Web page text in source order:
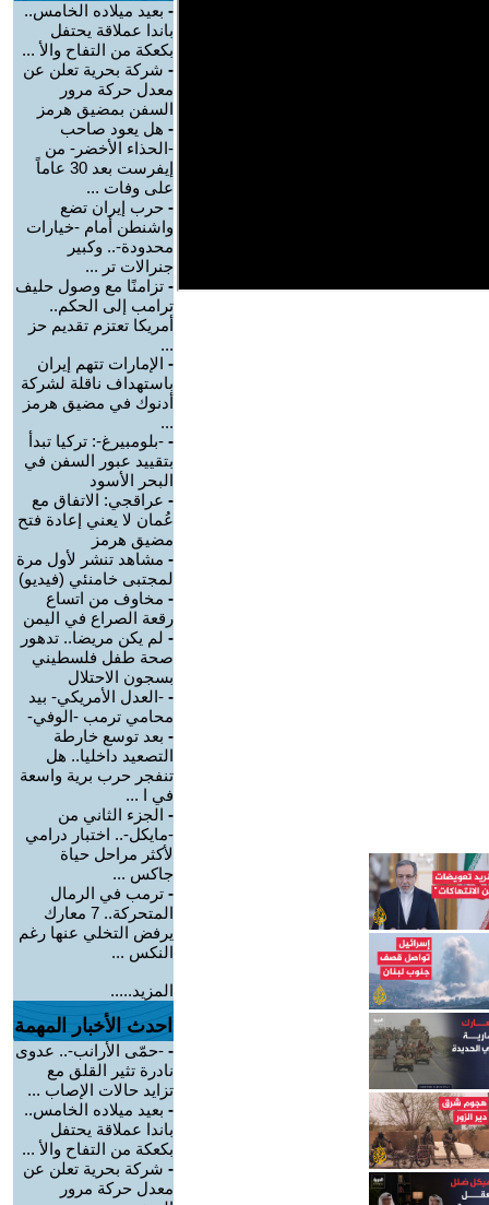
- بعيد ميلاده الخامس..
باندا عملاقة يحتفل
بكعكة من التفاح والأ ...
- شركة بحرية تعلن عن
معدل حركة مرور
السفن بمضيق هرمز
- هل يعود صاحب
-الحذاء الأخضر- من
إيفرست بعد 30 عاماً
على وفات ...
- حرب إيران تضع
واشنطن أمام -خيارات
محدودة-.. وكبير
جنرالات تر ...
- تزامنًا مع وصول حليف
ترامب إلى الحكم..
أمريكا تعتزم تقديم حز
...
- الإمارات تتهم إيران
باستهداف ناقلة لشركة
أدنوك في مضيق هرمز
...
- -بلومبيرغ-: تركيا تبدأ
بتقييد عبور السفن في
البحر الأسود
- عراقجي: الاتفاق مع
عُمان لا يعني إعادة فتح
مضيق هرمز
- مشاهد تنشر لأول مرة
لمجتبى خامنئي (فيديو)
- مخاوف من اتساع
رقعة الصراع في اليمن
- لم يكن مريضا.. تدهور
صحة طفل فلسطيني
بسجون الاحتلال
- -العدل الأمريكي- بيد
محامي ترمب -الوفي-
- بعد توسع خارطة
التصعيد داخليا.. هل
تنفجر حرب برية واسعة
في ا ...
- الجزء الثاني من
-مايكل-.. اختبار درامي
لأكثر مراحل حياة
جاكس ...
- ترمب في الرمال
المتحركة.. 7 معارك
يرفض التخلي عنها رغم
النكس ...
المزيد.....
احدث الأخبار المهمة
- -حمّى الأرانب-.. عدوى
نادرة تثير القلق مع
تزايد حالات الإصاب ...
- بعيد ميلاده الخامس..
باندا عملاقة يحتفل
بكعكة من التفاح والأ ...
- شركة بحرية تعلن عن
معدل حركة مرور